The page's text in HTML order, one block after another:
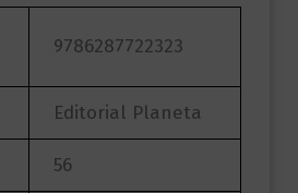
9786287722323
Editorial Planeta
56